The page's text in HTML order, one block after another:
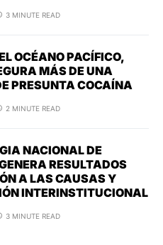
3 MINUTE READ
OCÉANO PACÍFICO,
MÁS DE UNA
PRESUNTA COCAÍNA
2 MINUTE READ
NACIONAL DE
RESULTADOS
A LAS CAUSAS Y
INTERINSTITUCIONAL
3 MINUTE READ